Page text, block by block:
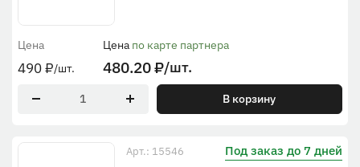
Цена
490₽/шт.
Цена по карте партнера
480.20₽/шт.
В корзину
Арт.: 15546 Под заказ до 7 дней